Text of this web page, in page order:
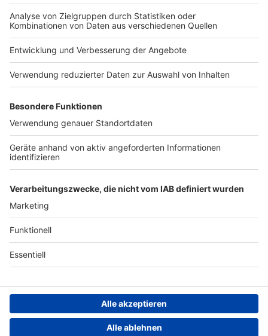
Nutzungsbedingungen
Jobs
Presse
Werben
Archiv
ANTENNE BAYERN GROUP
Stiftung ANTENNE BAYERN
hilft
Teilnahmebedingungen
Grounding Page ANTENNE
BAYERN
Kontakt
Studio-Hotline
Verkehrs-Hotline
Datenschutz­erklärung
einstellungen
Persönliche Datenkontrolle